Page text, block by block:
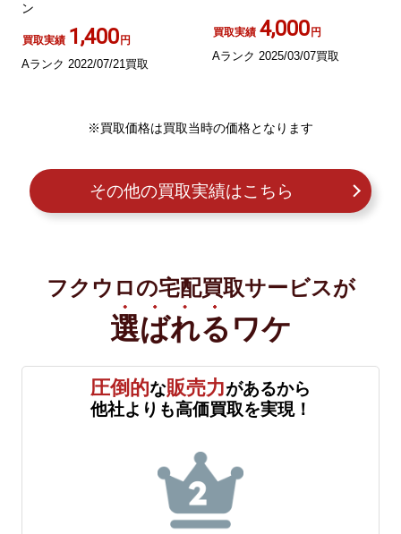
ン
買取実績 1,400円
Aランク 2022/07/21買取
買取実績 4,000円
Aランク 2025/03/07買取
※買取価格は買取当時の価格となります
その他の買取実績はこちら
フクウロの宅配買取サービスが
選ばれる ワケ
圧倒的な販売力があるから
他社よりも高価買取を実現！